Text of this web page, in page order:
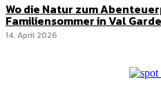
Wo die Natur zum
Familiensommer in Val
14. April 2026